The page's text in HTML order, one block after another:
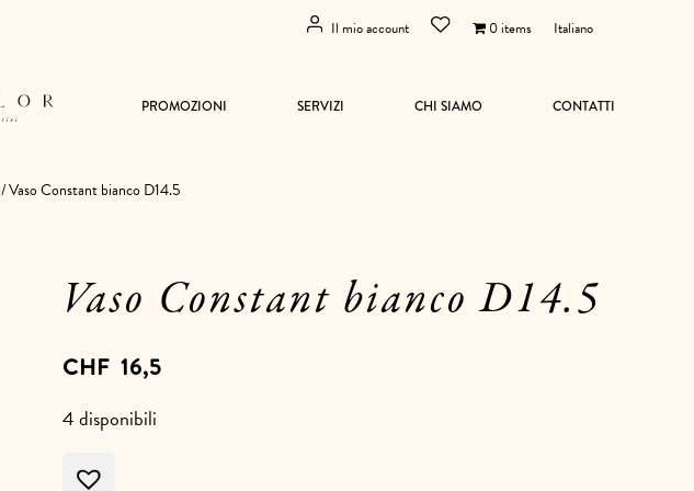
Il mio account 0 items Italiano
PROMOZIONI SERVIZI CHI SIAMO CONTATTI
/ Vaso Constant bianco D14.5
Vaso Constant bianco D14.5
CHF 16,5
4 disponibili